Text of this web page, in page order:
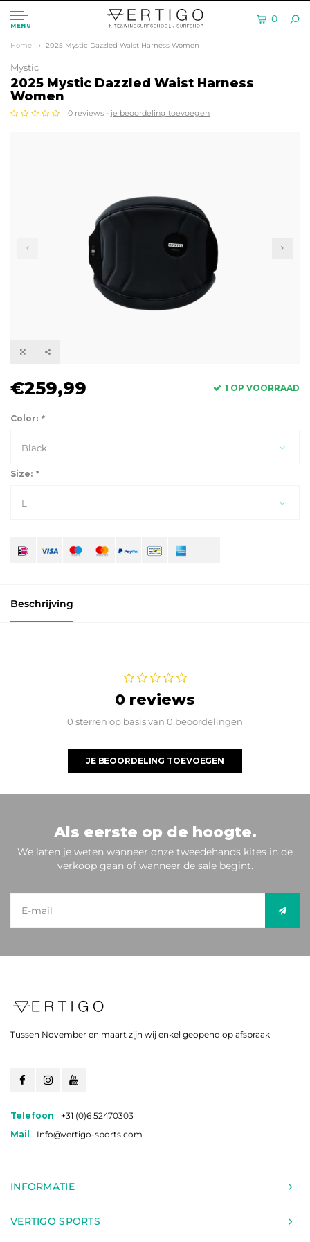
MENU
0
Home 2025 Mystic Dazzled Waist Harness Women
Mystic
2025 Mystic Dazzled Waist Harness
Women
0 reviews - je beoordeling toevoegen
€259,99 1 OP VOORRAAD
Color: *
Black
Size: *
L
Beschrijving
0 reviews
0 sterren op basis van 0 beoordelingen
JE BEOORDELING TOEVOEGEN
Als eerste op de hoogte.
We laten je weten wanneer onze tweedehands kites in de
verkoop gaan of wanneer de sale begint.
Tussen November en maart zijn wij enkel geopend op afspraak
Telefoon
+31 (0)6 52470303
Mail
Info@vertigo-sports.com
INFORMATIE
VERTIGO SPORTS